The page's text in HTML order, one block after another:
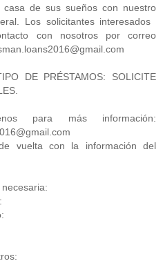
de sus sueños con nuestro
Los solicitantes interesados
con nosotros por correo
DE PRÉSTAMOS: SOLICITE
para más información:
vuelta con la información del